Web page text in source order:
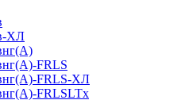
ХЛ
FRLS
FRLS-ХЛ
FRLSLTx